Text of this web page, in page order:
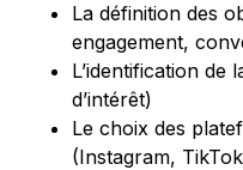
La définition des
engagement,
L’identification de
d’intérêt)
Le choix des
(Instagram,